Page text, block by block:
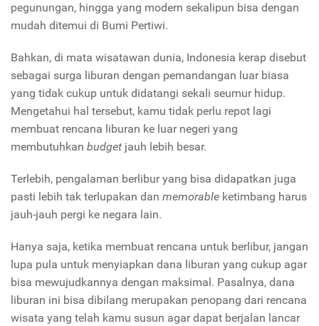
pegunungan, hingga yang modern sekalipun bisa dengan
mudah ditemui di Bumi Pertiwi.
Bahkan, di mata wisatawan dunia, Indonesia kerap disebut
sebagai surga liburan dengan pemandangan luar biasa
yang tidak cukup untuk didatangi sekali seumur hidup.
Mengetahui hal tersebut, kamu tidak perlu repot lagi
membuat rencana liburan ke luar negeri yang
membutuhkan budget jauh lebih besar.
Terlebih, pengalaman berlibur yang bisa didapatkan juga
pasti lebih tak terlupakan dan memorable ketimbang harus
jauh-jauh pergi ke negara lain.
Hanya saja, ketika membuat rencana untuk berlibur, jangan
lupa pula untuk menyiapkan dana liburan yang cukup agar
bisa mewujudkannya dengan maksimal. Pasalnya, dana
liburan ini bisa dibilang merupakan penopang dari rencana
wisata yang telah kamu susun agar dapat berjalan lancar